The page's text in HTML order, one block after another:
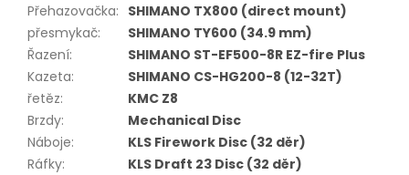
Přehazovačka: SHIMANO TX800 (direct mount)
přesmykač:
SHIMANO TY600 (34.9 mm)
Řazení:
SHIMANO ST-EF500-8R EZ-fire Plus
Kazeta:
SHIMANO CS-HG200-8 (12-32T)
řetěz:
KMC Z8
Brzdy:
Mechanical Disc
Náboje:
KLS Firework Disc (32 děr)
Ráfky:
KLS Draft 23 Disc (32 děr)